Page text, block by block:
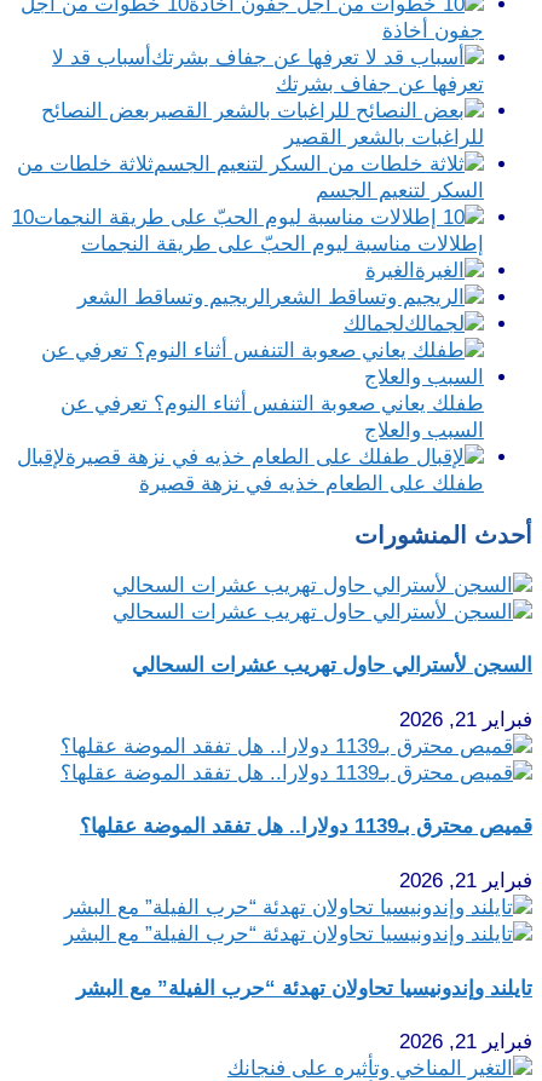
جفون أخاذة
أسباب قد لا
تعرفها عن جفاف بشرتك
بعض النصائح
للراغبات بالشعر القصير
ثلاثة خلطات من
السكر لتنعيم الجسم
10
إطلالات مناسبة ليوم الحبّ على طريقة النجمات
الغيرة
الريجيم وتساقط الشعر
لجمالك
طفلك يعاني صعوبة التنفس أثناء النوم؟ تعرفي عن
السبب والعلاج
لإقبال
طفلك على الطعام خذيه في نزهة قصيرة
أحدث المنشورات
السجن لأسترالي حاول تهريب عشرات السحالي
فبراير 21, 2026
قميص محترق بـ1139 دولارا.. هل تفقد الموضة عقلها؟
فبراير 21, 2026
تايلند وإندونيسيا تحاولان تهدئة “حرب الفيلة” مع البشر
فبراير 21, 2026